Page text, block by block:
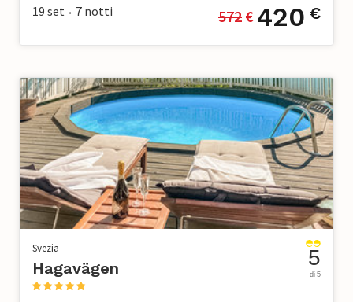
19 set • 7 notti 572 € 420 €
Svezia
Hagavägen 5
di 5